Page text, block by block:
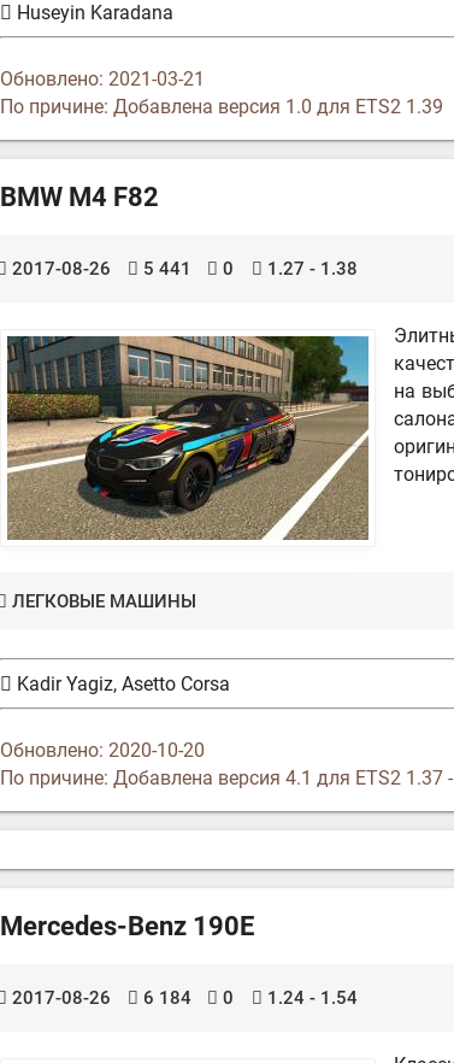
Huseyin Karadana
Обновлено: 2021-03-21
По причине: Добавлена версия 1.0 для ETS2 1.39
BMW M4 F82
2017-08-26 5 441 0 1.27 - 1.38
на
ЛЕГКОВЫЕ МАШИНЫ
Kadir Yagiz, Asetto Corsa
Обновлено: 2020-10-20
По причине: Добавлена версия 4.1 для ETS2 1.37
Mercedes-Benz 190E
2017-08-26 6 184 0 1.24 - 1.54